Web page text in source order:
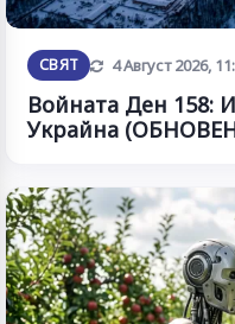
СВЯТ Обновена
4 Август 2026,
Войната Ден 158:
Украйна